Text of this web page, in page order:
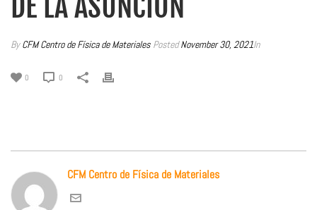
ByCFM Centro de Física de Materiales PostedNovember 30, 2021In
0 0
CFM Centro de Física de Materiales